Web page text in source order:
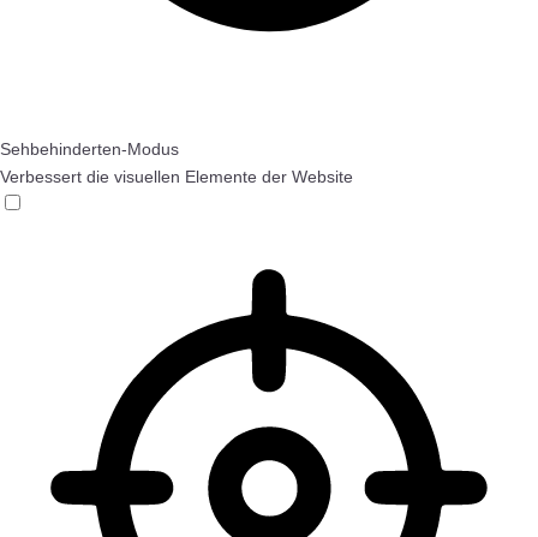
Sehbehinderten-Modus
Verbessert die visuellen Elemente der Website